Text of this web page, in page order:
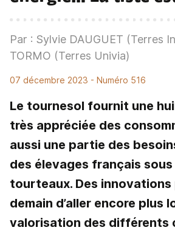
Par : Sylvie DAUGUET (Terres
TORMO (Terres Univia)
07 décembre 2023 - Numéro 516
Le tournesol fournit une
très appréciée des
aussi une partie des
des élevages français
tourteaux. Des
demain d’aller encore plus
valorisation des différents